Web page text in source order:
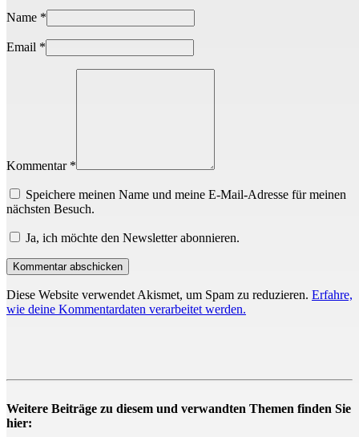
Name *
Email *
Kommentar *
Speichere meinen Name und meine E-Mail-Adresse für meinen
nächsten Besuch.
Ja, ich möchte den Newsletter abonnieren.
Diese Website verwendet Akismet, um Spam zu reduzieren. Erfahre,
wie deine Kommentardaten verarbeitet werden.
Weitere Beiträge zu diesem und verwandten Themen finden Sie
hier: